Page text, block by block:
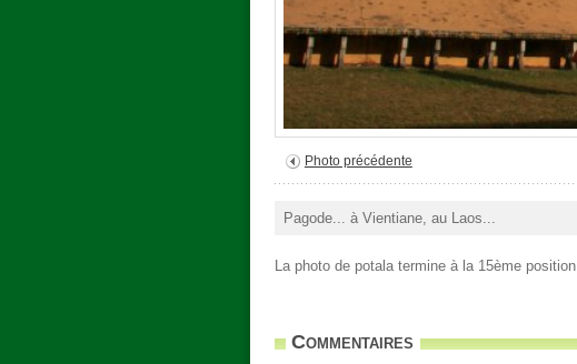
Photo précédente
Pagode... à Vientiane, au Laos...
La photo de potala termine à la 15ème position
Commentaires